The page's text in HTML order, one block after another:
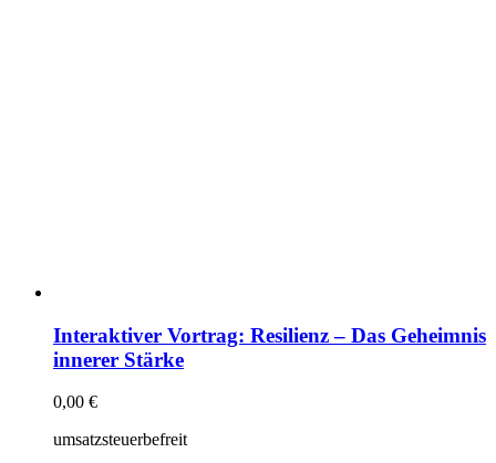
Interaktiver Vortrag: Resilienz – Das Geheimnis
innerer Stärke
0,00 €
umsatzsteuerbefreit